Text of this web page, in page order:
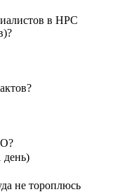
в НРС
не тороплюсь